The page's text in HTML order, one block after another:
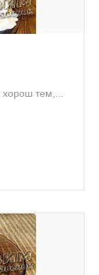
хорош тем,...